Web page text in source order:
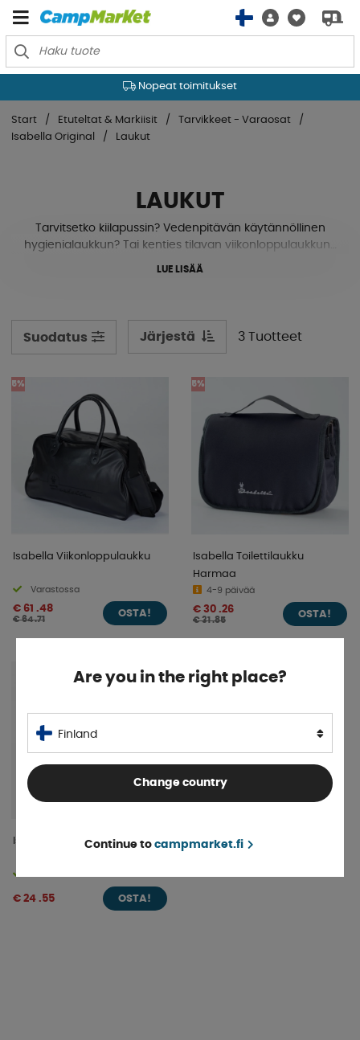
Nopeat toimitukset
Start Etuteltat & Markiisit
Tarvikkeet - Varaosat
Isabella Original
Laukut
LAUKUT
Tarvitsetko kiilapussin? Vedenpitävän käytännöllinen
hygienialaukkun? Tai kenties tilavan viikonloppulaukkun?
Isabella ei tarjoa tuotteita vain asuntovaunuusi tai
LUE LISÄÄ
Suodatus Järjestä 3 Tuotteet
5%
Isabella Viikonloppulaukku
Varastossa
€ 61 .48
€ 64 .71
OSTA!
5%
Isabella Toilettilaukku
Harmaa
4-9 päivää
€ 30 .26
€ 31 .85
OSTA!
Isabella Kiilalaukku
€ 24 .55 OSTA!
Are you in the right place?
Finland
Change country
Continue to campmarket.fi